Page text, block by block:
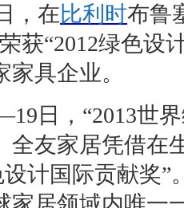
，在比利时布鲁
获“2012绿色设
具企业。
日， “2013世
全友家居凭借在
计国际贡献奖”